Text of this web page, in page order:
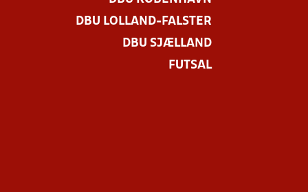
DBU LOLLAND-FALSTER
DBU SJÆLLAND
FUTSAL